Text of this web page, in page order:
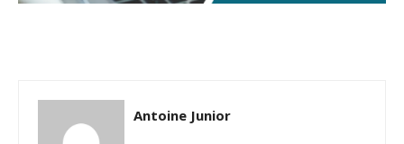
Antoine Junior